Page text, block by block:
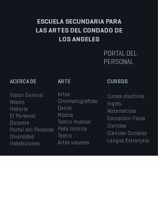
ESCUELA SECUNDARIA PARA
LAS ARTES DEL CONDADO DE
LOS ANGELES
PORTAL DEL
PERSONAL
ACERCA DE
Visión General
Misión
Historia
El Personal
Docente
Portal del Personal
Diversidad
Instalaciones
ARTE
Artes
Cinematográficas
Danza
Música
Teatro musical
Pista técnica
Teatro
Artes visuales
CURSOS
Cursos electivos
Inglés
Matemáticas
Educación Física
Ciencias
Ciencias Sociales
Lengua Extranjera